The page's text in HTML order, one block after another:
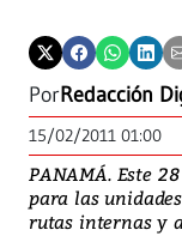
PorRedacción
15/02/2011 01:00
PANAMÁ. Este
para las
rutas internas y